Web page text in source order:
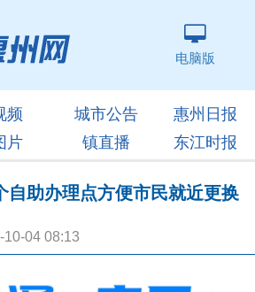
电脑版
频 城市公告
惠州日报
片 镇直播 东江时报
自助办理点方便市民就近更换
04 08:13